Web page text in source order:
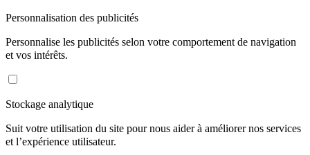
Personnalisation des publicités
Personnalise les publicités selon votre comportement de navigation
et vos intérêts.
Stockage analytique
Suit votre utilisation du site pour nous aider à améliorer nos services
et l’expérience utilisateur.